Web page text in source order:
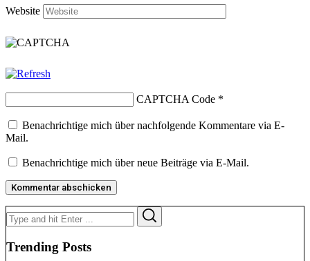
Website
CAPTCHA Code *
Benachrichtige mich über nachfolgende Kommentare via E-
Mail.
Benachrichtige mich über neue Beiträge via E-Mail.
Search
for:
Trending Posts